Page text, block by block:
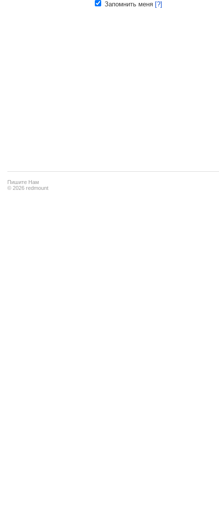
Запомнить меня [?]
Пишите Нам
© 2026 redmount